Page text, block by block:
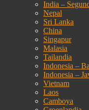
India –
Nepal
Sri Lanka
China
Singapur
Malasia
Tailandia
Indonesia –
Indonesia –
Vietnam
Laos
Camboya